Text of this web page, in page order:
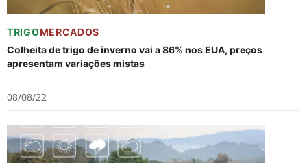
TRIGOMERCADOS
Colheita de trigo de inverno vai a 86% nos EUA, preços
apresentam variações mistas
08/08/22